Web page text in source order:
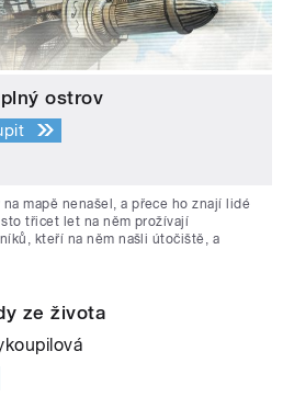
ostrov
mapě nenašel, a přece ho znají lidé
třicet let na něm prožívají
kteří na něm našli útočiště, a
ze života